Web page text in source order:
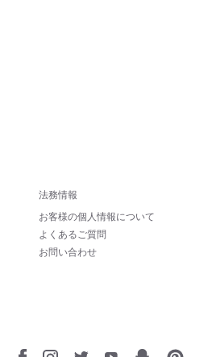
法務情報
お客様の個人情報について
よくあるご質問
お問い合わせ